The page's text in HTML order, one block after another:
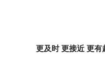
更及时 更接近 更